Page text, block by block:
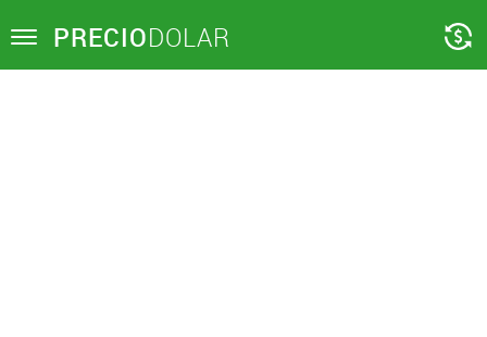
Toggle PRECIODOLAR